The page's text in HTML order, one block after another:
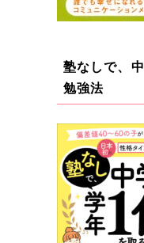
塾なしで、
勉強法